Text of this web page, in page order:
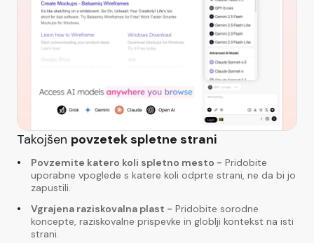
Takojšen povzetek spletne strani
Povzemite katero koli spletno mesto - Pridobite
uporabne vpoglede s katere koli odprte strani, ne da bi jo
zapustili.
Vgrajena raziskovalna plast - Pridobite sorodne
koncepte, raziskovalne prispevke in globlji kontekst na isti
strani.